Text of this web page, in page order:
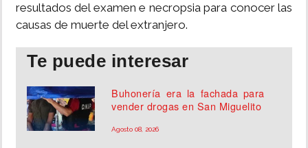
resultados del examen e necropsia para conocer las
causas de muerte del extranjero.
Te puede interesar
Buhonería era la fachada para
vender drogas en San Miguelito
Agosto 08, 2026